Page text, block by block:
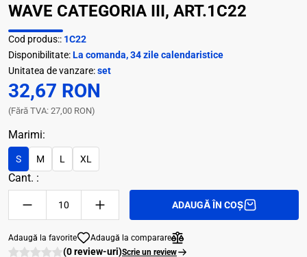
WAVE CATEGORIA III, ART.1C22
Cod produs:: 1C22
Disponibilitate:La comanda, 34 zile calendaristice
Unitatea de vanzare:set
32,67 RON
(Fără TVA: 27,00 RON)
Marimi:
S M L XL
Cant. :
ADAUGĂ ÎN COȘ
Adaugă la favorite Adaugă la comparare
(0 review-uri)Scrie un review